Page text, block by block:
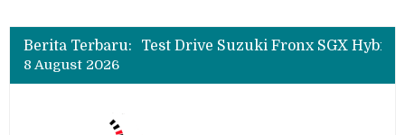
Berita Terbaru:
Beli Mobil Jangan Cuma Lihat Cicilan, TAF dan OJK Tekankan Pentingnya Literasi Keuangan
Beli Mobil Jangan Cuma Lihat Cicilan, TAF dan OJK Tekankan Pentingnya Literasi Keuangan
8 August 2026